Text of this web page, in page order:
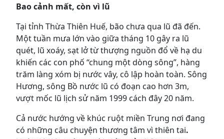
Bao cảnh mất, còn vì lũ
Tại tỉnh Thừa Thiên Huế, bão chưa qua lũ đã đến.
Một tuần mưa lớn vào giữa tháng 10 gây ra lũ
quét, lũ xoáy, sạt lở từ thượng nguồn đổ về hạ du
khiến các con phố “chung một dòng sông”, hàng
trăm làng xóm bị nước vây, cô lập hoàn toàn. Sông
Hương, sông Bồ nước lũ có đoạn cao hơn 3m,
vượt mốc lũ lịch sử năm 1999 cách đây 20 năm.
Cả nước hướng về khúc ruột miền Trung nơi đang
có những câu chuyện thương tâm vì thiên tai.